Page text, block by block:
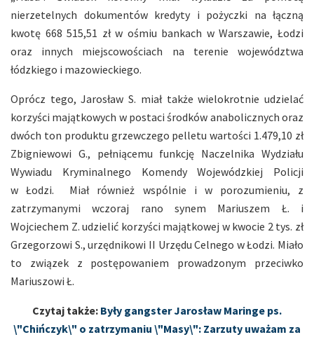
nierzetelnych dokumentów kredyty i pożyczki na łączną
kwotę 668 515,51 zł w ośmiu bankach w Warszawie, Łodzi
oraz innych miejscowościach na terenie województwa
łódzkiego i mazowieckiego.
Oprócz tego, Jarosław S. miał także wielokrotnie udzielać
korzyści majątkowych w postaci środków anabolicznych oraz
dwóch ton produktu grzewczego pelletu wartości 1.479,10 zł
Zbigniewowi G., pełniącemu funkcję Naczelnika Wydziału
Wywiadu Kryminalnego Komendy Wojewódzkiej Policji
w Łodzi. Miał również wspólnie i w porozumieniu, z
zatrzymanymi wczoraj rano synem Mariuszem Ł. i
Wojciechem Z. udzielić korzyści majątkowej w kwocie 2 tys. zł
Grzegorzowi S., urzędnikowi II Urzędu Celnego w Łodzi. Miało
to związek z postępowaniem prowadzonym przeciwko
Mariuszowi Ł.
Czytaj także: Były gangster Jarosław Maringe ps.
\"Chińczyk\" o zatrzymaniu \"Masy\": Zarzuty uważam za